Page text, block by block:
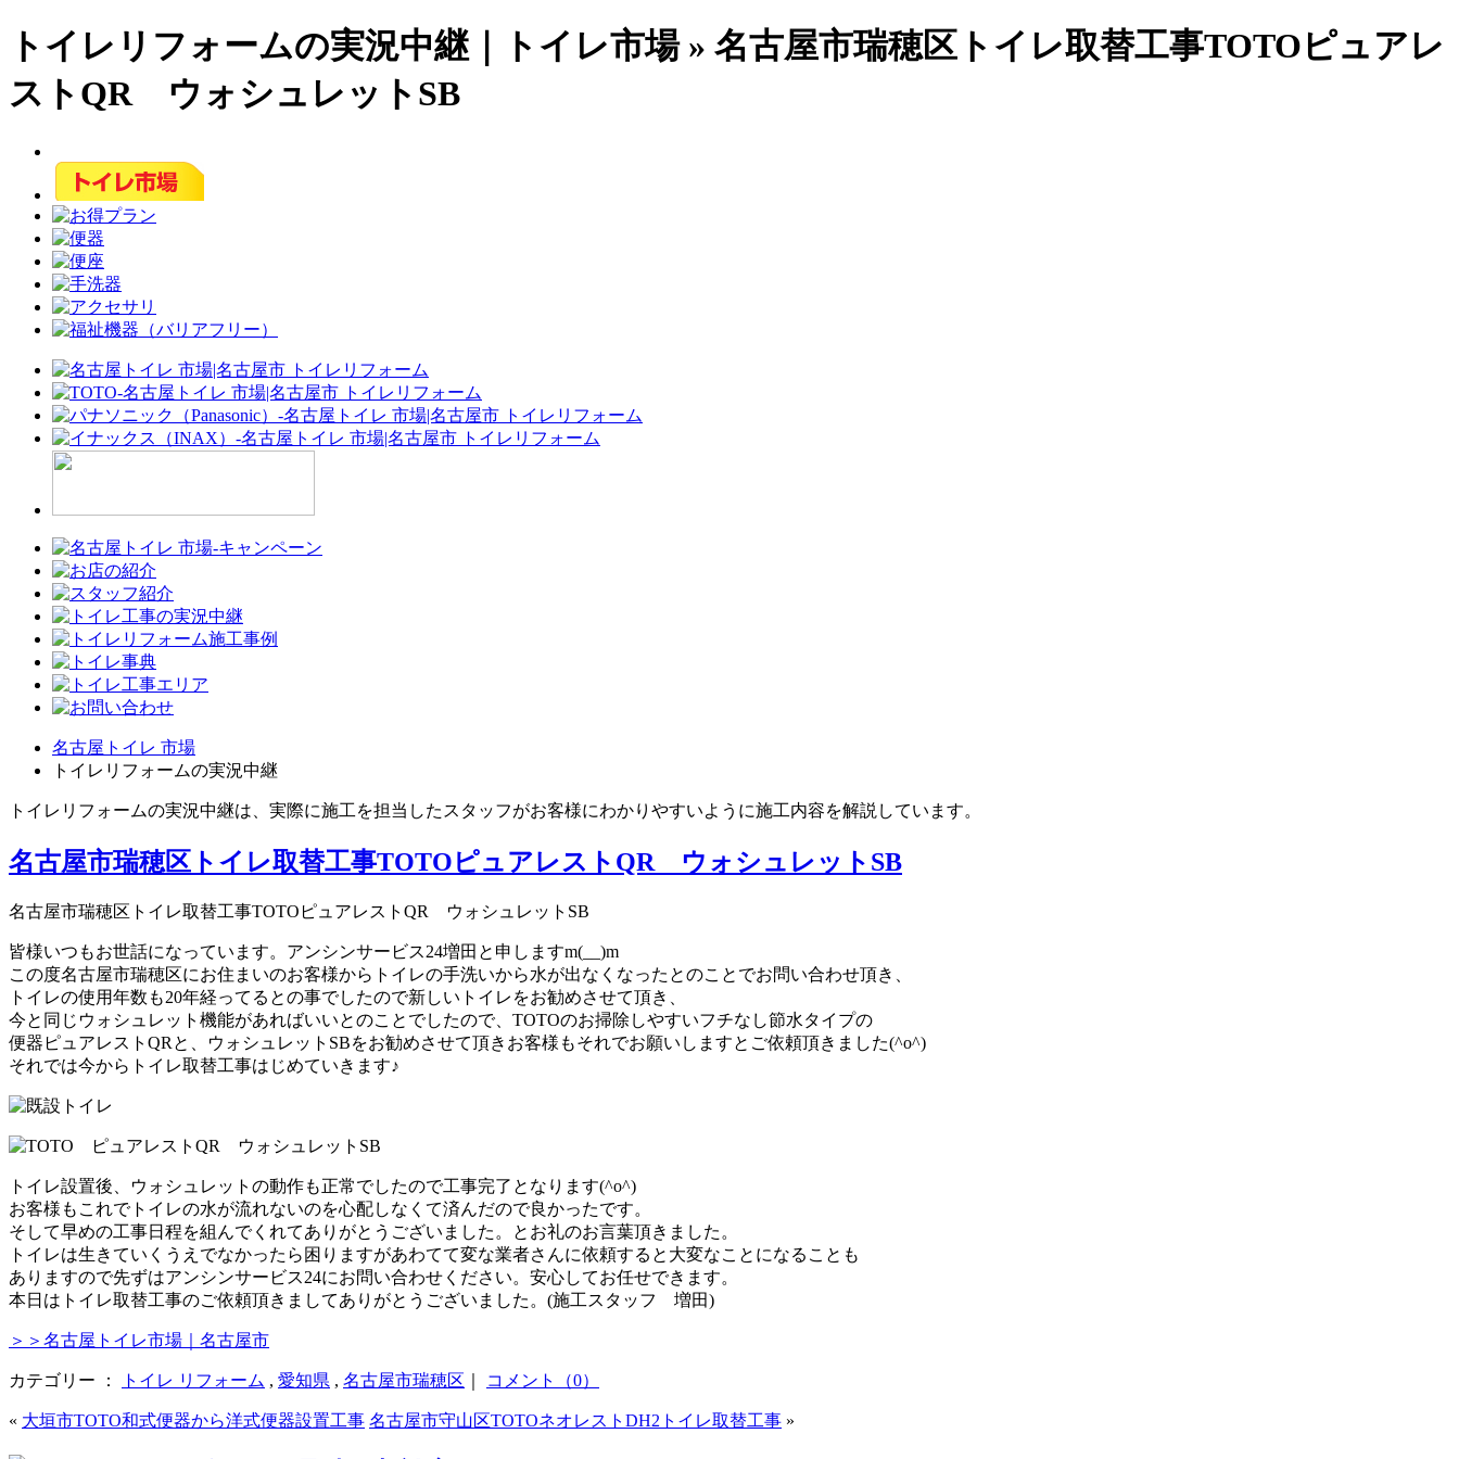
トイレリフォームの実況中継｜トイレ市場 » 名古屋市瑞穂区トイレ取替工事TOTOピュアレ
ストQR ウォシュレットSB
名古屋トイレ 市場
トイレリフォームの実況中継
トイレリフォームの実況中継は、実際に施工を担当したスタッフがお客様にわかりやすいように施工内容を解説しています。
名古屋市瑞穂区トイレ取替工事TOTOピュアレストQR ウォシュレットSB
名古屋市瑞穂区トイレ取替工事TOTOピュアレストQR ウォシュレットSB
皆様いつもお世話になっています。アンシンサービス24増田と申しますm(__)m
この度名古屋市瑞穂区にお住まいのお客様からトイレの手洗いから水が出なくなったとのことでお問い合わせ頂き、
トイレの使用年数も20年経ってるとの事でしたので新しいトイレをお勧めさせて頂き、
今と同じウォシュレット機能があればいいとのことでしたので、TOTOのお掃除しやすいフチなし節水タイプの
便器ピュアレストQRと、ウォシュレットSBをお勧めさせて頂きお客様もそれでお願いしますとご依頼頂きました(^o^)
それでは今からトイレ取替工事はじめていきます♪
トイレ設置後、ウォシュレットの動作も正常でしたので工事完了となります(^o^)
お客様もこれでトイレの水が流れないのを心配しなくて済んだので良かったです。
そして早めの工事日程を組んでくれてありがとうございました。とお礼のお言葉頂きました。
トイレは生きていくうえでなかったら困りますがあわてて変な業者さんに依頼すると大変なことになることも
ありますので先ずはアンシンサービス24にお問い合わせください。安心してお任せできます。
本日はトイレ取替工事のご依頼頂きましてありがとうございました。(施工スタッフ 増田)
＞＞名古屋トイレ市場｜名古屋市
カテゴリー ： トイレ リフォーム , 愛知県 , 名古屋市瑞穂区 コメント（0）
« 大垣市TOTO和式便器から洋式便器設置工事 名古屋市守山区TOTOネオレストDH2トイレ取替工事 »